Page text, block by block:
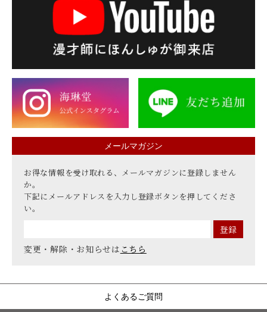
メールマガジン
お得な情報を受け取れる、メールマガジンに登録しません
か。
下記にメールアドレスを入力し登録ボタンを押してくださ
い。
変更・解除・お知らせは こちら
よくあるご質問